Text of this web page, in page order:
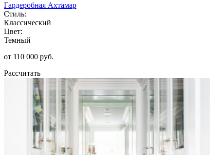
Гардеробная Ахтамар
Стиль:
Классический
Цвет:
Темный
от 110 000 руб.
Рассчитать